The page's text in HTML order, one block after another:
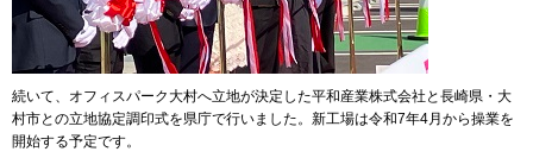
続いて、オフィスパーク大村へ立地が決定した平和産業株式会社と長崎県・大
村市との立地協定調印式を県庁で行いました。新工場は令和7年4月から操業を
開始する予定です。